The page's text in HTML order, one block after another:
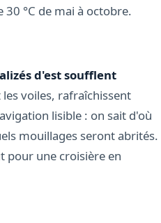
30 °C de mai à octobre.
alizés d'est soufflent
voiles, rafraîchissent
lisible : on sait d'où
mouillages seront abrités.
pour une croisière en